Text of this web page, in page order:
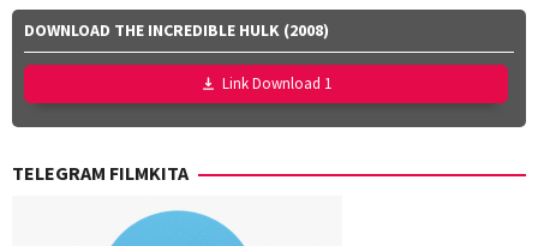
Channing-
Williams,
Jan
Zalar,
John
Phil
Sheila
DOWNLOAD THE INCREDIBLE HULK (2008)
Link Download 1
TELEGRAM FILMKITA